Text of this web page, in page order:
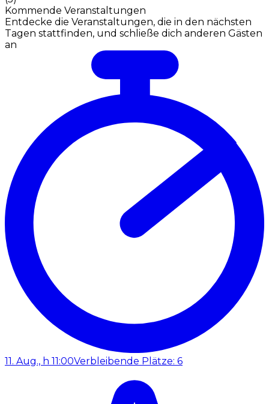
Kommende Veranstaltungen
Entdecke die Veranstaltungen, die in den nächsten
Tagen stattfinden, und schließe dich anderen Gästen
an
11. Aug., h 11:00Verbleibende Plätze: 6